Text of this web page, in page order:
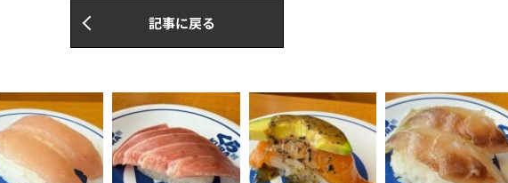
記事に戻る